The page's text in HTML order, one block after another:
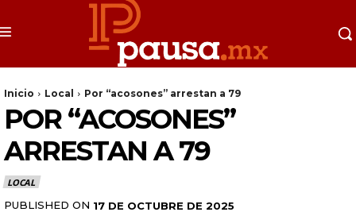
Inicio Local Por “acosones” arrestan a 79
POR “ACOSONES”
ARRESTAN A 79
LOCAL
PUBLISHED ON 17 DE OCTUBRE DE 2025